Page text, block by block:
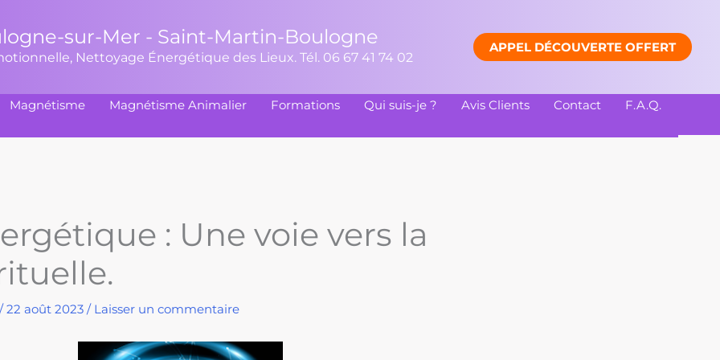
sur-Mer - Saint-Martin-Boulogne
Nettoyage Énergétique des Lieux. Tél. 06 67 41 74 02
APPEL DÉCOUVERTE OFFERT
Magnétisme Magnétisme Animalier Formations Qui suis-je ? Avis Clients Contact
F.A.Q.
: Une voie vers la
/22 août 2023 / Laisser un commentaire